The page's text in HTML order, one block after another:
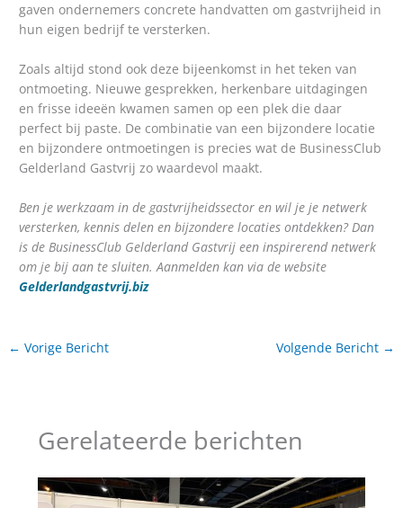
gaven ondernemers concrete handvatten om gastvrijheid in
hun eigen bedrijf te versterken.
Zoals altijd stond ook deze bijeenkomst in het teken van
ontmoeting. Nieuwe gesprekken, herkenbare uitdagingen
en frisse ideeën kwamen samen op een plek die daar
perfect bij paste. De combinatie van een bijzondere locatie
en bijzondere ontmoetingen is precies wat de BusinessClub
Gelderland Gastvrij zo waardevol maakt.
Ben je werkzaam in de gastvrijheidssector en wil je je netwerk
versterken, kennis delen en bijzondere locaties ontdekken? Dan
is de BusinessClub Gelderland Gastvrij een inspirerend netwerk
om je bij aan te sluiten. Aanmelden kan via de website
Gelderlandgastvrij.biz
← Vorige Bericht Volgende Bericht →
Gerelateerde berichten